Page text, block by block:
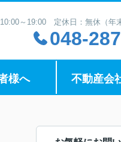
～19:00 定休日：無休（年
048-
様へ 不動産会